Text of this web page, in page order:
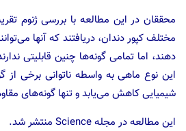
مختلف کپور دندان، دریافتند که آنها
دهند، اما تمامی گونه‌ها چنین قابلیتی
این نوع ماهی به واسطه ناتوانی برخی از
شیمیایی کاهش می‌یابد و تنها گونه‌های
این مطالعه در مجله Science منتشر شد.